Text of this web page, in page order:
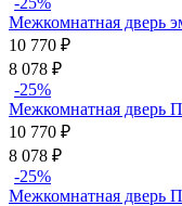
Межкомнатная дверь
10 770 ₽
8 078 ₽
-25%
Межкомнатная дверь
10 770 ₽
8 078 ₽
-25%
Межкомнатная дверь